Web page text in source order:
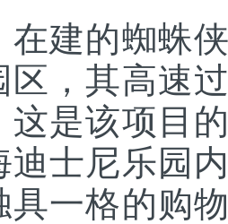
的蜘蛛侠
区，其高速
这是该项目
迪士尼乐园
具一格的购